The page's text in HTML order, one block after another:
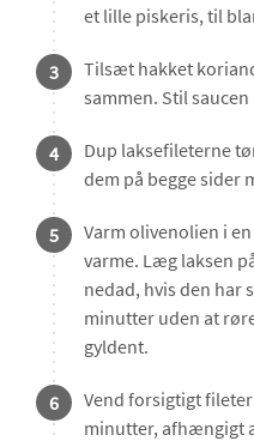
et lille piskeris, til
3
Tilsæt hakket
sammen. Stil
4
Dup laksefileterne
dem på begge sider
5
Varm olivenolien i
varme. Læg laksen
nedad, hvis den har
minutter uden at
gyldent.
6
Vend forsigtigt
minutter, afhængigt